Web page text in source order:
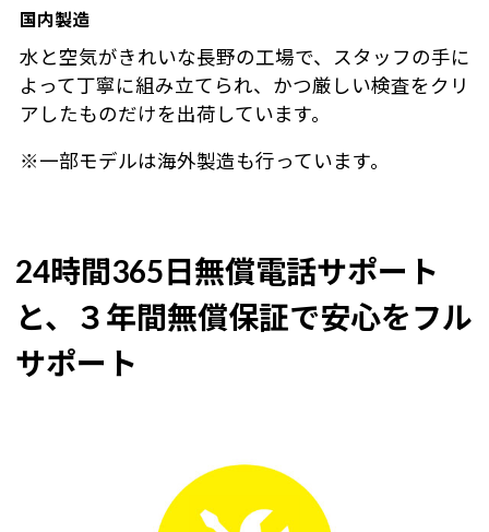
国内製造
水と空気がきれいな長野の工場で、スタッフの手に
よって丁寧に組み立てられ、かつ厳しい検査をクリ
アしたものだけを出荷しています。
※一部モデルは海外製造も行っています。
24時間365日無償電話サポート
と、３年間無償保証で安心をフル
サポート